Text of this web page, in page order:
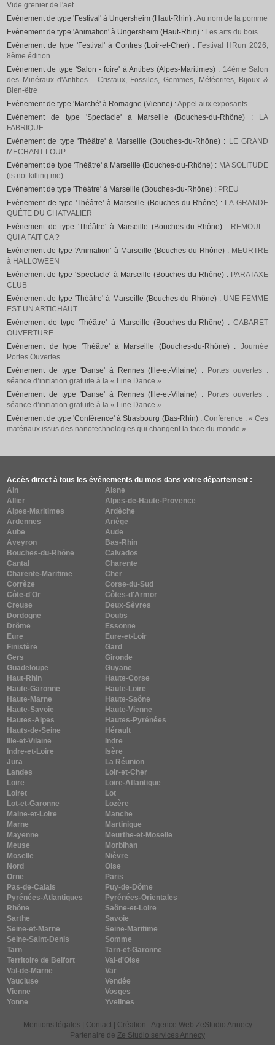
Vide grenier de l'aet
Evénement de type 'Festival' à Ungersheim (Haut-Rhin) :Au nom de la pomme
Evénement de type 'Animation' à Ungersheim (Haut-Rhin) : Les arts du bois
Evénement de type 'Festival' à Contres (Loir-et-Cher) : Festival HRun 2026,
8ème édition
Evénement de type 'Salon - foire' à Antibes (Alpes-Maritimes) : 14ème Salon
des Minéraux d'Antibes - Cristaux, Fossiles, Gemmes, Météorites, Bijoux &
Bien-être
Evénement de type 'Marché' à Romagne (Vienne) :Appel aux exposants
Evénement de type 'Spectacle' à Marseille (Bouches-du-Rhône) :
LA
FABRIQUE
Evénement de type 'Théâtre' à Marseille (Bouches-du-Rhône) : LE GRAND
MECHANT LOUP
Evénement de type 'Théâtre' à Marseille (Bouches-du-Rhône) : MA SOLITUDE
(is not killing me)
Evénement de type 'Théâtre' à Marseille (Bouches-du-Rhône) : PREU
Evénement de type 'Théâtre' à Marseille (Bouches-du-Rhône) : LA GRANDE
QUÊTE DU CHATVALIER
Evénement de type 'Théâtre' à Marseille (Bouches-du-Rhône) : REMOUL :
QUI A FAIT ÇA ?
Evénement de type 'Animation' à Marseille (Bouches-du-Rhône) : MEURTRE
à HALLOWEEN
Evénement de type 'Spectacle' à Marseille (Bouches-du-Rhône) : PARATAXE
CLUB
Evénement de type 'Théâtre' à Marseille (Bouches-du-Rhône) : UNE FEMME
EST UN ARTICHAUT
Evénement de type 'Théâtre' à Marseille (Bouches-du-Rhône) : CABARET
OUVERTURE
Evénement de type 'Théâtre' à Marseille (Bouches-du-Rhône) : Journée
Portes Ouvertes
Evénement de type 'Danse' à Rennes (Ille-et-Vilaine) :
Portes ouvertes :
séance d’initiation gratuite à la « Line Dance »
Evénement de type 'Danse' à Rennes (Ille-et-Vilaine) :
Portes ouvertes :
séance d’initiation gratuite à la « Line Dance »
Evénement de type 'Conférence' à Strasbourg (Bas-Rhin) : Conférence : « Ces
matériaux issus des nanotechnologies qui changent la face du monde »
Accès direct à tous les événements du mois dans votre département :
Ain
Aisne
Allier
Alpes-de-Haute-Provence
Alpes-Maritimes
Ardèche
Ardennes
Ariège
Aube
Aude
Aveyron
Bas-Rhin
Bouches-du-Rhône
Calvados
Cantal
Charente
Charente-Maritime
Cher
Corrèze
Corse-du-Sud
Côte-d'Or
Côtes-d'Armor
Creuse
Deux-Sèvres
Dordogne
Doubs
Drôme
Essonne
Eure
Eure-et-Loir
Finistère
Gard
Gers
Gironde
Guadeloupe
Guyane
Haut-Rhin
Haute-Corse
Haute-Garonne
Haute-Loire
Haute-Marne
Haute-Saône
Haute-Savoie
Haute-Vienne
Hautes-Alpes
Hautes-Pyrénées
Hauts-de-Seine
Hérault
Ille-et-Vilaine
Indre
Indre-et-Loire
Isère
Jura
La Réunion
Landes
Loir-et-Cher
Loire
Loire-Atlantique
Loiret
Lot
Lot-et-Garonne
Lozère
Maine-et-Loire
Manche
Marne
Martinique
Mayenne
Meurthe-et-Moselle
Meuse
Morbihan
Moselle
Nièvre
Nord
Oise
Orne
Paris
Pas-de-Calais
Puy-de-Dôme
Pyrénées-Atlantiques
Pyrénées-Orientales
Rhône
Saône-et-Loire
Sarthe
Savoie
Seine-et-Marne
Seine-Maritime
Seine-Saint-Denis
Somme
Tarn
Tarn-et-Garonne
Territoire de Belfort
Val-d'Oise
Val-de-Marne
Var
Vaucluse
Vendée
Vienne
Vosges
Yonne
Yvelines
Mentions légales Contact|
Création : Agence Web ZeStudio Annecy
Partenaire de Ze Studio services Annecy